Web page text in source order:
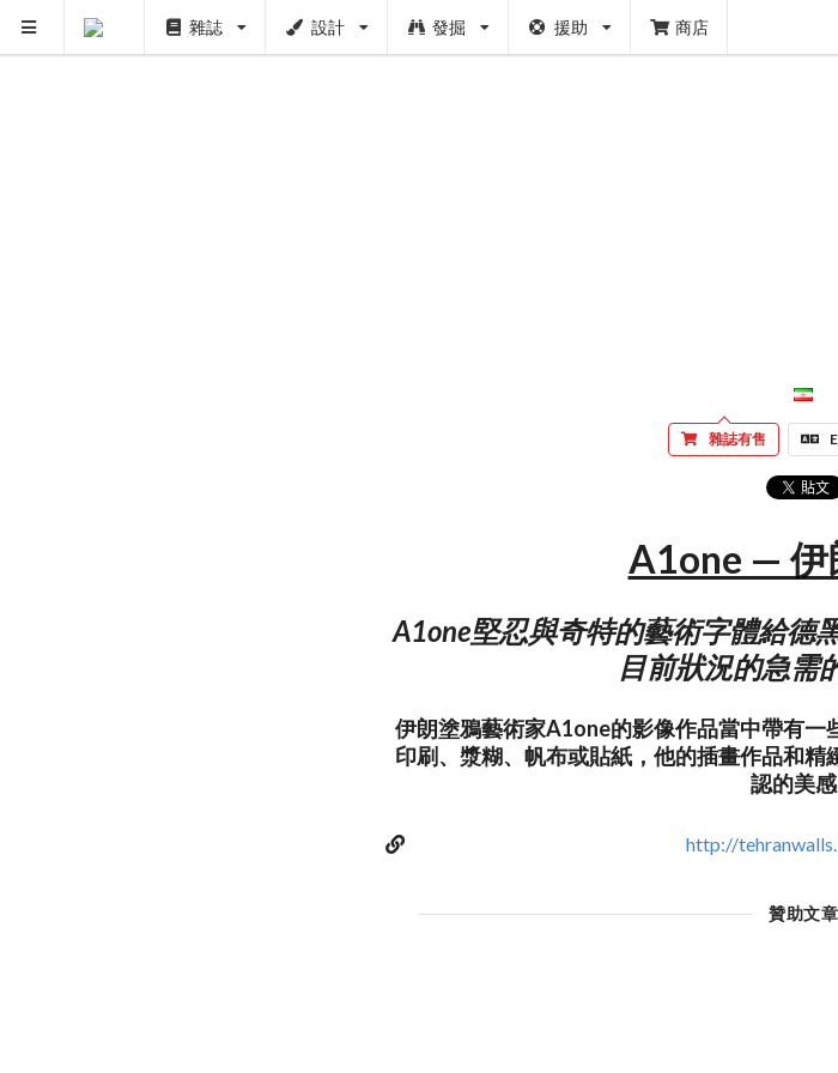
雜誌 設計 發掘 援助 商店
雜誌有售
A1one — 伊
A1one堅忍與奇特的藝術字體給德
目前狀況的急需
伊朗塗鴉藝術家A1one的影像作品當中帶有
印刷、漿糊、帆布或貼紙，他的插畫作品和
認的美感
http://
贊助文章